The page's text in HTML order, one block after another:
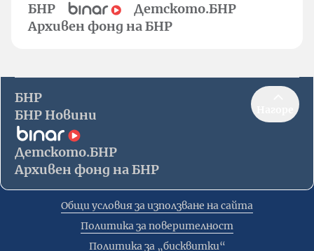
БНР
Детското.БНР
Архивен фонд на БНР
БНР
БНР Новини
Детското.БНР
Архивен фонд на БНР
Общи условия за използване на сайта
Политика за поверителност
Политика за „бисквитки“